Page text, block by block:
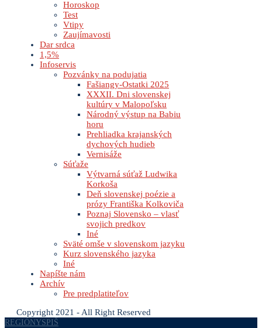
Horoskop
Test
Vtipy
Zaujímavosti
Dar srdca
1,5%
Infoservis
Pozvánky na podujatia
Fašiangy-Ostatki 2025
XXXII. Dni slovenskej
kultúry v Malopoľsku
Národný výstup na Babiu
horu
Prehliadka krajanských
dychových hudieb
Vernisáže
Súťaže
Výtvarná súťaž Ludwika
Korkoša
Deň slovenskej poézie a
prózy Františka Kolkoviča
Poznaj Slovensko – vlasť
svojich predkov
Iné
Sväté omše v slovenskom jazyku
Kurz slovenského jazyka
Iné
Napíšte nám
Archív
Pre predplatiteľov
Copyright 2021 - All Right Reserved
REGIÓNYSPIŠ